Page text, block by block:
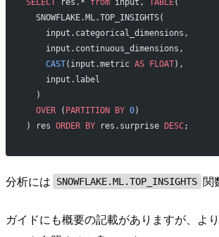
SELECT res.* from input, TABLE(
  SNOWFLAKE.ML.TOP_INSIGHTS(
    input.categorical_dimensions,
    input.continuous_dimensions,
    CAST
(input.metric AS FLOAT),
    input.label
  )
  OVER
( PARTITION BY 0)
) res ORDER BY res.surprise DESC;
分析には SNOWFLAKE.ML.TOP_INSIGHTS 関
ガイドにも概要の記載がありますが、よ